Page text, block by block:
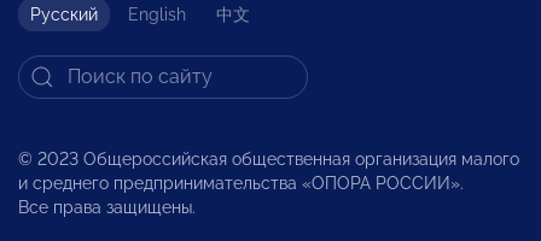
Русский English 中文
© 2023 Общероссийская общественная организация малого
и среднего предпринимательства «ОПОРА РОССИИ».
Все права защищены.